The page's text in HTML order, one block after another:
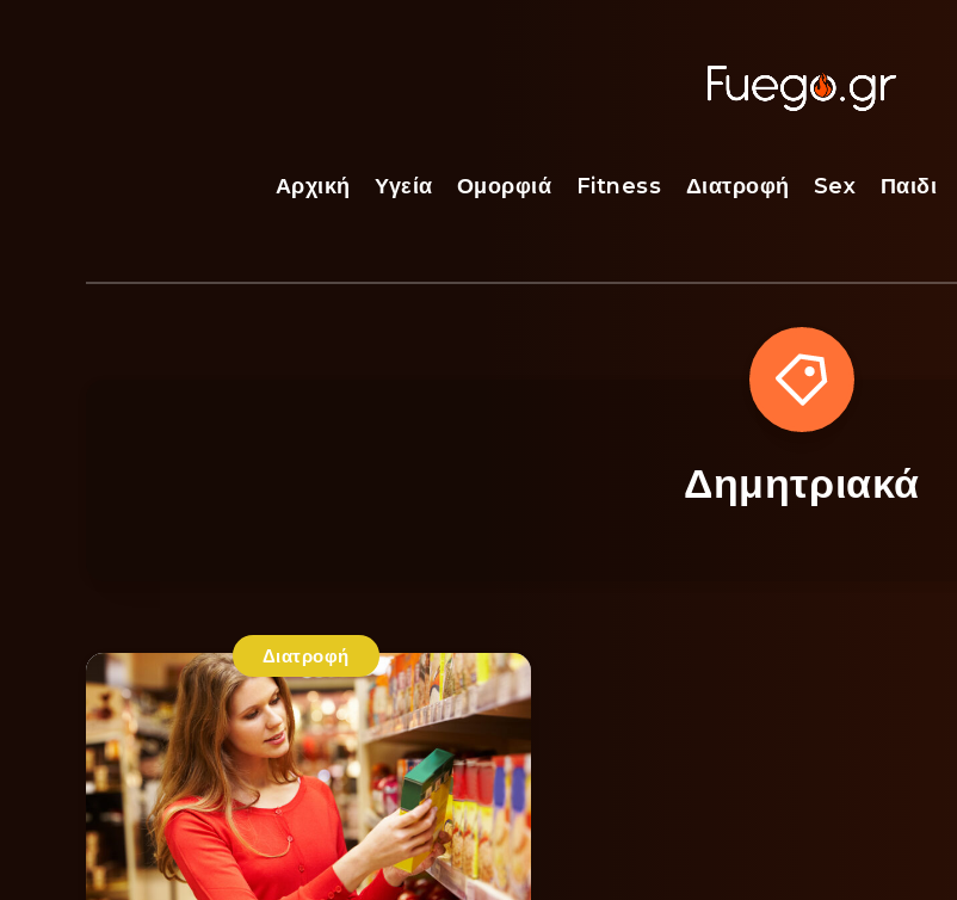
Αρχική Υγεία Ομορφιά Fitness Διατροφή Sex Παιδι
Δημητριακά
Διατροφή